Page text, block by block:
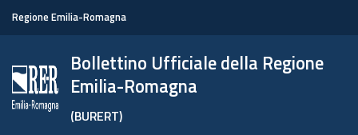
Regione Emilia-Romagna
Bollettino Ufficiale della Regione
Emilia-Romagna
(BURERT)